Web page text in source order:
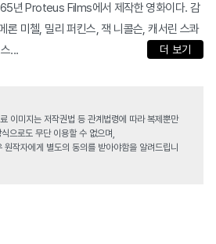
년 Proteus Films에서 제작한 영화이다. 감
론 미첼, 밀리 퍼킨스, 잭 니콜슨, 캐서린 스콰
...
더 보기
이미지는 저작권법 등 관계법령에 따라 복제뿐만
으로도 무단 이용할 수 없으며,
작자에게 별도의 동의를 받아야함을 알려드립니